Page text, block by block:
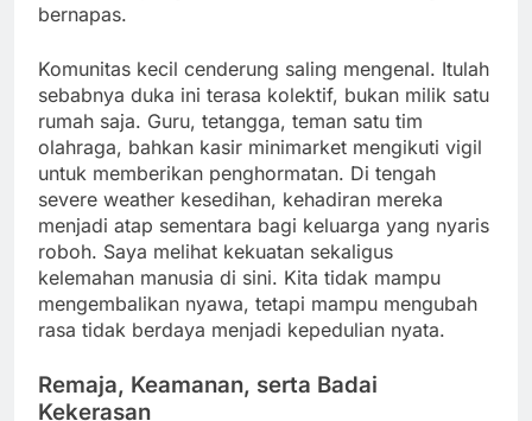
bernapas.
Komunitas kecil cenderung saling mengenal. Itulah
sebabnya duka ini terasa kolektif, bukan milik satu
rumah saja. Guru, tetangga, teman satu tim
olahraga, bahkan kasir minimarket mengikuti vigil
untuk memberikan penghormatan. Di tengah
severe weather kesedihan, kehadiran mereka
menjadi atap sementara bagi keluarga yang nyaris
roboh. Saya melihat kekuatan sekaligus
kelemahan manusia di sini. Kita tidak mampu
mengembalikan nyawa, tetapi mampu mengubah
rasa tidak berdaya menjadi kepedulian nyata.
Remaja, Keamanan, serta Badai
Kekerasan